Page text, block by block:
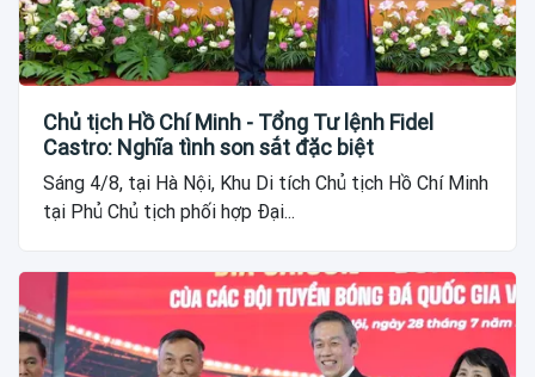
Chủ tịch Hồ Chí Minh - Tổng Tư lệnh Fidel
Castro: Nghĩa tình son sắt đặc biệt
Sáng 4/8, tại Hà Nội, Khu Di tích Chủ tịch Hồ Chí Minh
tại Phủ Chủ tịch phối hợp Đại...